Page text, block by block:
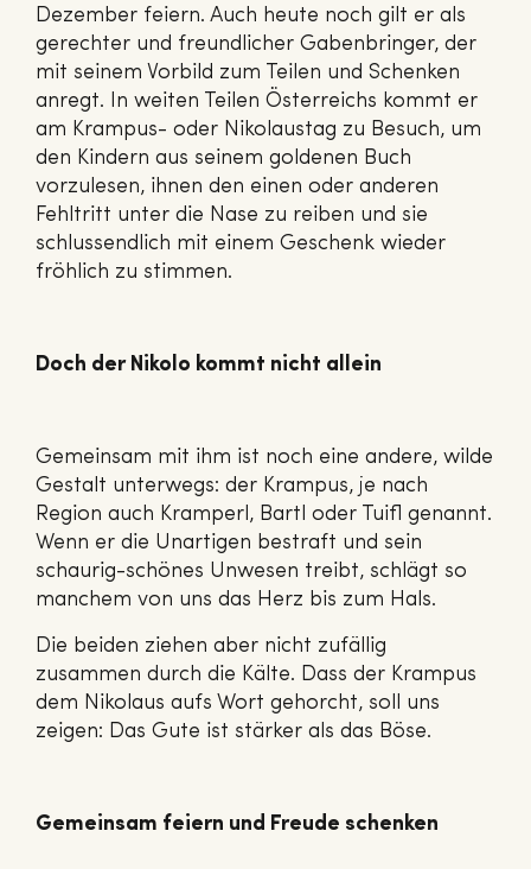
Dezember feiern. Auch heute noch gilt er als
gerechter und freundlicher Gabenbringer, der
mit seinem Vorbild zum Teilen und Schenken
anregt. In weiten Teilen Österreichs kommt er
am Krampus- oder Nikolaustag zu Besuch, um
den Kindern aus seinem goldenen Buch
vorzulesen, ihnen den einen oder anderen
Fehltritt unter die Nase zu reiben und sie
schlussendlich mit einem Geschenk wieder
fröhlich zu stimmen.
Doch der Nikolo kommt nicht allein
Gemeinsam mit ihm ist noch eine andere, wilde
Gestalt unterwegs: der Krampus, je nach
Region auch Kramperl, Bartl oder Tuifl genannt.
Wenn er die Unartigen bestraft und sein
schaurig-schönes Unwesen treibt, schlägt so
manchem von uns das Herz bis zum Hals.
Die beiden ziehen aber nicht zufällig
zusammen durch die Kälte. Dass der Krampus
dem Nikolaus aufs Wort gehorcht, soll uns
zeigen: Das Gute ist stärker als das Böse.
Gemeinsam feiern und Freude schenken